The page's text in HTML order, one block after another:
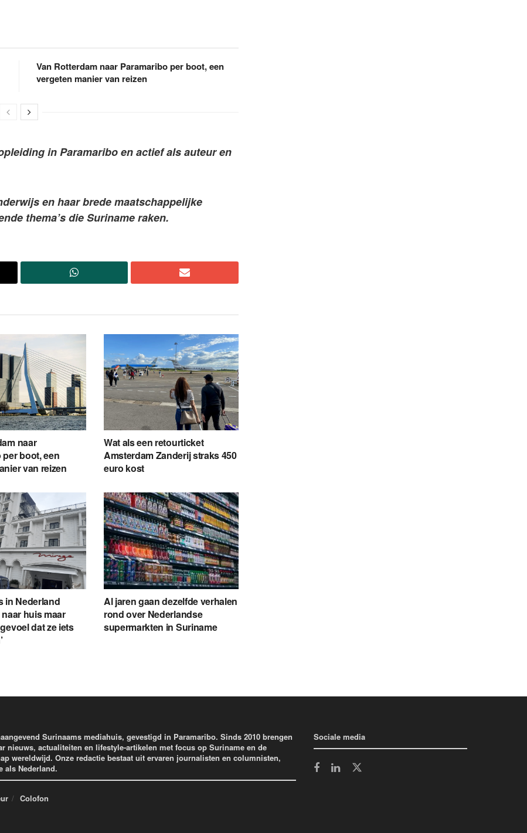
Van Rotterdam naar Paramaribo per boot, een
vergeten manier van reizen
in Paramaribo en actief als auteur en
en haar brede maatschappelijke
thema’s die Suriname raken.
naar
per boot, een
van reizen
Wat als een retourticket
Amsterdam Zanderij straks 450
euro kost
in Nederland
huis maar
dat ze iets
Al jaren gaan dezelfde verhalen
rond over Nederlandse
supermarkten in Suriname
Surinaams mediahuis, gevestigd in Paramaribo. Sinds 2010 brengen
nieuws, actualiteiten en lifestyle-artikelen met focus op Suriname en de
wereldwijd. Onze redactie bestaat uit ervaren journalisten en columnisten,
als Nederland.
Colofon
Sociale media